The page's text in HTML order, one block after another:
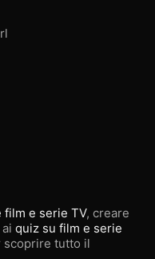
e serie TV, creare
quiz su film e serie
scoprire tutto il